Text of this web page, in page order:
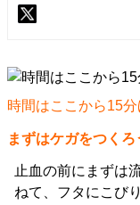
時間はここから15分
まずはケガをつくろ
止血の前にまずは
ねて、フタにこび